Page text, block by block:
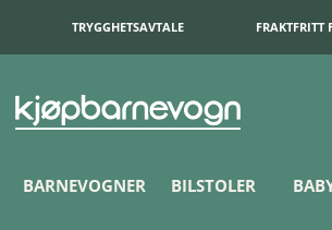
TRYGGHETSAVTALE FRAKTFRITT
BARNEVOGNER BILSTOLER